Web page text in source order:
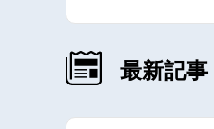
最新記事